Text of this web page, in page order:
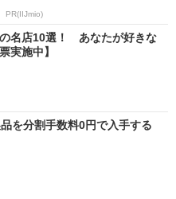
PR(IIJmio)
名店10選！ あなたが好きな
実施中】
を分割手数料0円で入手する